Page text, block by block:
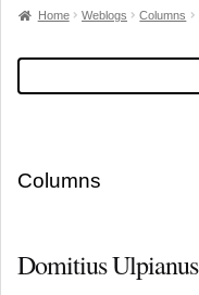
Home Weblogs Columns
Columns
Domitius Ulpianus